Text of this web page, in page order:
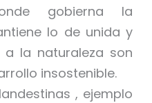
gobierna la
lo de unida y
a la naturaleza son
insostenible.
, ejemplo